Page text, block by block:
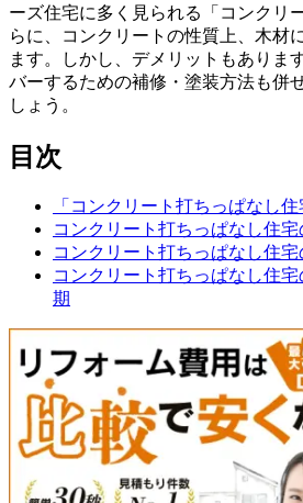
ーズ住宅に多く見られる「コンクリ
らに、コンクリートの性質上、木材
ます。しかし、デメリットもありま
バーするための補修・塗装方法も併
しょう。
目次
「コンクリート打ちっぱなし
コンクリート打ちっぱなし住宅
コンクリート打ちっぱなし住宅
コンクリート打ちっぱなし住
期